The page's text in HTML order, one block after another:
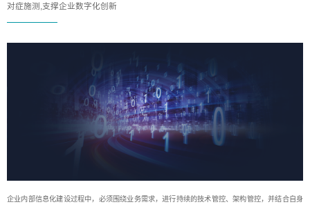
对症施测,支撑企业数字化创新
企业内部信息化建设过程中，必须围绕业务需求，进行持续的技术管控、架构管控，并结合自身